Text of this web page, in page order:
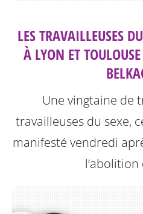
LES TRAVAILLEUSES
À LYON ET
Une vingtaine de
travailleuses du sexe,
manifesté vendredi
l’abolition